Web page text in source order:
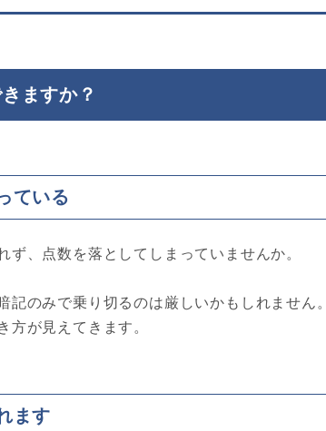
ますか？
ている
、点数を落としてしまっていませんか。
のみで乗り切るのは厳しいかもしれません。
方が見えてきます。
ます